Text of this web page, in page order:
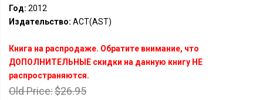
Год: 2012
Издательство: АСТ(AST)
Книга на распродаже. Обратите внимание, что
ДОПОЛНИТЕЛЬНЫЕ скидки на данную книгу НЕ
распространяются.
Old Price:$26.95